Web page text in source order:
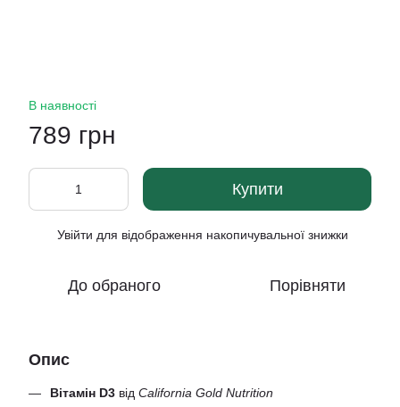
В наявності
789 грн
Купити
Увійти для відображення накопичувальної знижки
До обраного Порівняти
Опис
Вітамін D3 від California Gold Nutrition